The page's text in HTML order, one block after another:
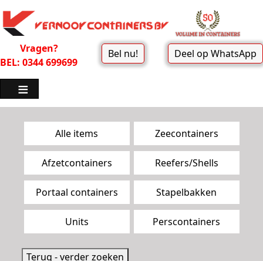
Vragen?
BEL: 0344 699699
Bel nu! Deel op WhatsApp
Zoekpagina menu
Alle items Zeecontainers
Afzetcontainers Reefers/Shells
Portaal containers Stapelbakken
Units Perscontainers
Terug - verder zoeken